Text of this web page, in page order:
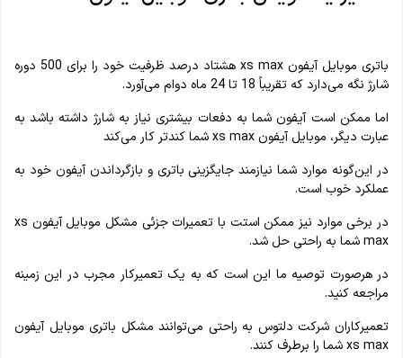
باتری‌ موبایل آیفون xs max هشتاد درصد ظرفیت خود را برای 500 دوره
شارژ نگه می‌دارد که تقریباً 18 تا 24 ماه دوام می‌آورد.
اما ممکن است آیفون شما به دفعات بیشتری نیاز به شارژ داشته باشد به
عبارت دیگر، موبایل آیفون xs max شما کندتر کار می‌کند
در این‌گونه موارد شما نیازمند جایگزینی باتری و بازگرداندن آیفون خود به
عملکرد خوب است.
در برخی موارد نیز ممکن استت با تعمیرات جزئی مشکل موبایل آیفون xs
max شما به راحتی حل شد.
در هرصورت توصیه ما این است که به یک تعمیرکار مجرب در این زمینه
مراجعه کنید.
تعمیرکاران شرکت دلتوس به راحتی می‌توانند مشکل باتری موبایل آیفون
xs max شما را برطرف کنند.